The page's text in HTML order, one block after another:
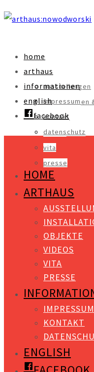
home
arthaus
ausstellungen
installationen
objekte
videos
vita
presse
informationen
impressum
kontakt
datenschutz
english
facebook
HOME
ARTHAUS
OBJEKTE
VIDEOS
VITA
PRESSE
IMPRESSUM
KONTAKT
ENGLISH